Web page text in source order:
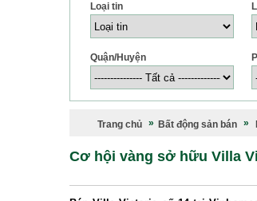
Loại tin
Quận/Huyện
Trang chủ Bất động sản bán
Cơ hội vàng sở hữu Villa